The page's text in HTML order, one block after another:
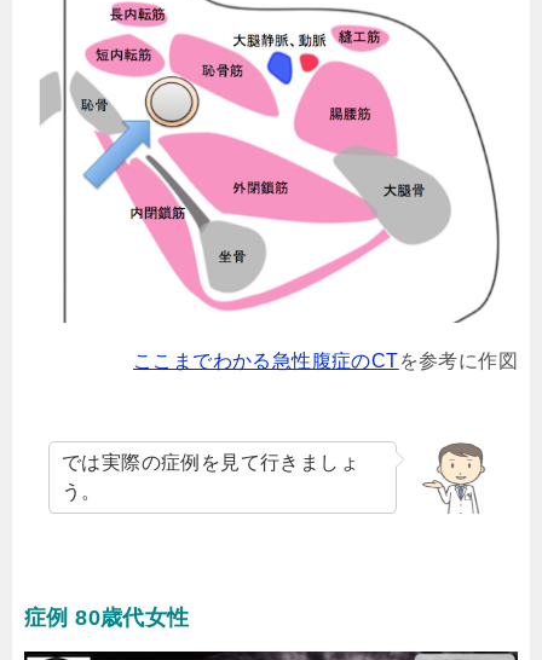
ここまでわかる急性腹症のCTを参考に作図
では実際の症例を見て行きましょ
う。
症例 80歳代女性